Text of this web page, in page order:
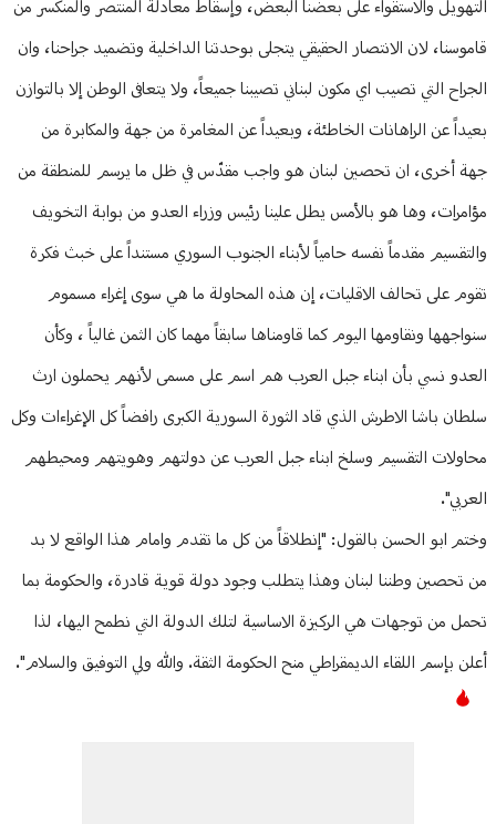
التهويل والاستقواء على بعضنا البعض، وإسقاط معادلة المنتصر والمنكسر من
قاموسنا، لان الانتصار الحقيقي يتجلى بوحدتنا الداخلية وتضميد جراحنا، وان
الجراح التي تصيب اي مكون لبناني تصيبنا جميعاً، ولا يتعافى الوطن إلا بالتوازن
بعيداً عن الراهانات الخاطئة، وبعيداً عن المغامرة من جهة والمكابرة من
جهة أخرى، ان تحصين لبنان هو واجب مقدّس في ظل ما يرسم للمنطقة من
مؤامرات، وها هو بالأمس يطل علينا رئيس وزراء العدو من بوابة التخويف
والتقسيم مقدماً نفسه حامياً لأبناء الجنوب السوري مستنداً على خبث فكرة
تقوم على تحالف الاقليات، إن هذه المحاولة ما هي سوى إغراء مسموم
سنواجهها ونقاومها اليوم كما قاومناها سابقاً مهما كان الثمن غالياً ، وكأن
العدو نسي بأن ابناء جبل العرب هم اسم على مسمى لأنهم يحملون ارث
سلطان باشا الاطرش الذي قاد الثورة السورية الكبرى رافضاً كل الإغراءات وكل
محاولات التقسيم وسلخ ابناء جبل العرب عن دولتهم وهويتهم ومحيطهم
العربي".
وختم ابو الحسن بالقول: "إنطلاقاً من كل ما تقدم وامام هذا الواقع لا بد
من تحصين وطننا لبنان وهذا يتطلب وجود دولة قوية قادرة، والحكومة بما
تحمل من توجهات هي الركيزة الاساسية لتلك الدولة التي نطمح اليها، لذا
أعلن بإسم اللقاء الديمقراطي منح الحكومة الثقة. والله ولي التوفيق والسلام".